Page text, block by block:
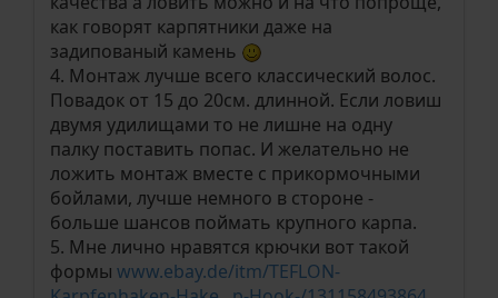
как говорят карпятники даже на
задипованый камень
4. Монтаж лучше всего классический волос.
Повадок от 15 до 20см. длинной. Если ловиш
двумя удилищами то не лишне на одну
палку поставить попас. И желательно не
ложить монтаж вместе с прикормочными
бойлами, лучше немного в стороне -
больше шансов поймать крупного карпа.
5. Мне лично нравятся крючки вот такой
формы www.ebay.de/itm/TEFLON-